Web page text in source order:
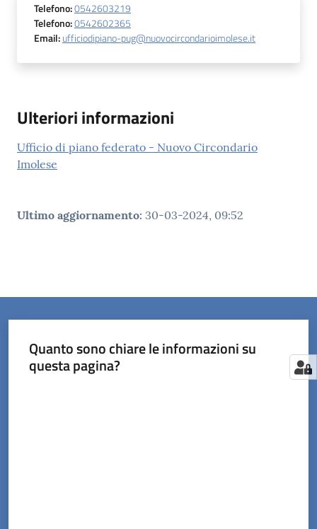
Telefono:0542603219
Telefono:0542602365
Email:ufficiodipiano-pug@nuovocircondarioimolese.it
Ulteriori informazioni
Ufficio di piano federato - Nuovo Circondario
Imolese
Ultimo aggiornamento: 30-03-2024, 09:52
Quanto sono chiare le informazioni su
questa pagina?